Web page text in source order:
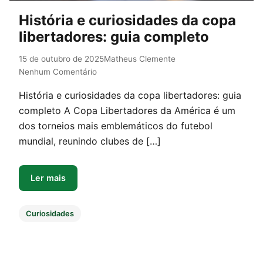
História e curiosidades da copa
libertadores: guia completo
15 de outubro de 2025Matheus Clemente
Nenhum Comentário
História e curiosidades da copa libertadores: guia
completo A Copa Libertadores da América é um
dos torneios mais emblemáticos do futebol
mundial, reunindo clubes de […]
Ler mais
Curiosidades